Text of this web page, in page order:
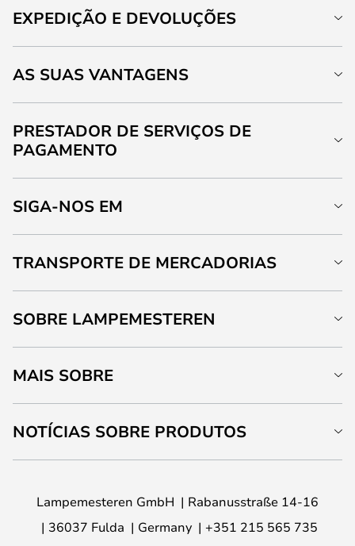
EXPEDIÇÃO E DEVOLUÇÕES
AS SUAS VANTAGENS
PRESTADOR DE SERVIÇOS DE
PAGAMENTO
SIGA-NOS EM
TRANSPORTE DE MERCADORIAS
SOBRE LAMPEMESTEREN
MAIS SOBRE
NOTÍCIAS SOBRE PRODUTOS
Lampemesteren GmbH
Rabanusstraße 14-16
36037 Fulda
Germany
+351 215 565 735